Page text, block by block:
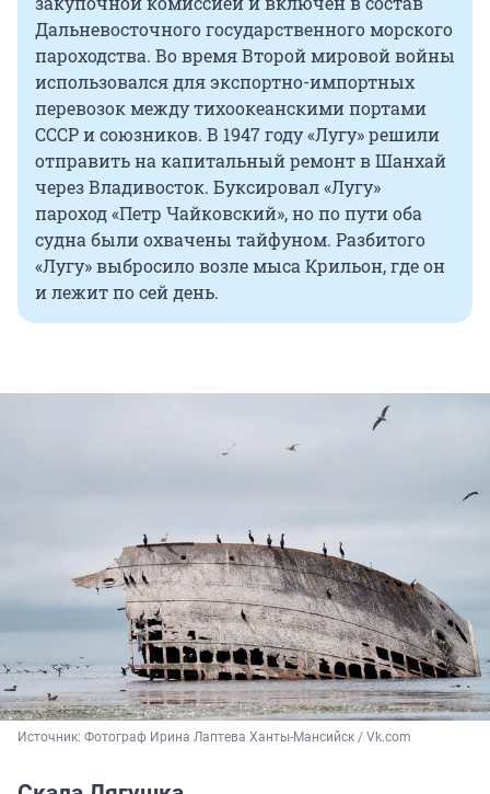
Дальневосточного государственного морского
пароходства. Во время Второй мировой войны
использовался для экспортно-импортных
перевозок между тихоокеанскими портами
СССР и союзников. В 1947 году «Лугу» решили
отправить на капитальный ремонт в Шанхай
через Владивосток. Буксировал «Лугу»
пароход «Петр Чайковский», но по пути оба
судна были охвачены тайфуном. Разбитого
«Лугу» выбросило возле мыса Крильон, где он
и лежит по сей день.
Источник: Фотограф Ирина Лаптева Ханты-Мансийск / Vk.com